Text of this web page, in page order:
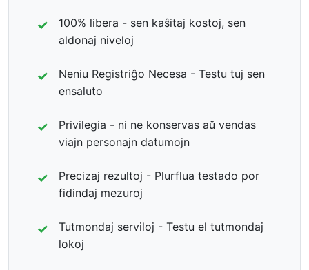
100% libera - sen kaŝitaj kostoj, sen
aldonaj niveloj
Neniu Registriĝo Necesa - Testu tuj sen
ensaluto
Privilegia - ni ne konservas aŭ vendas
viajn personajn datumojn
Precizaj rezultoj - Plurflua testado por
fidindaj mezuroj
Tutmondaj serviloj - Testu el tutmondaj
lokoj